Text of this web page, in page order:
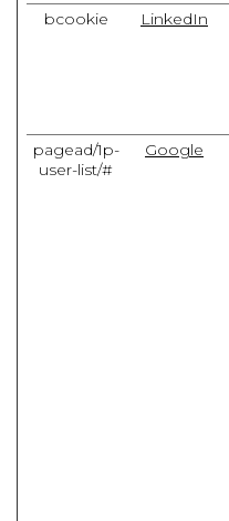
bcookie LinkedIn
pagead/1p-
user-list/#
Google